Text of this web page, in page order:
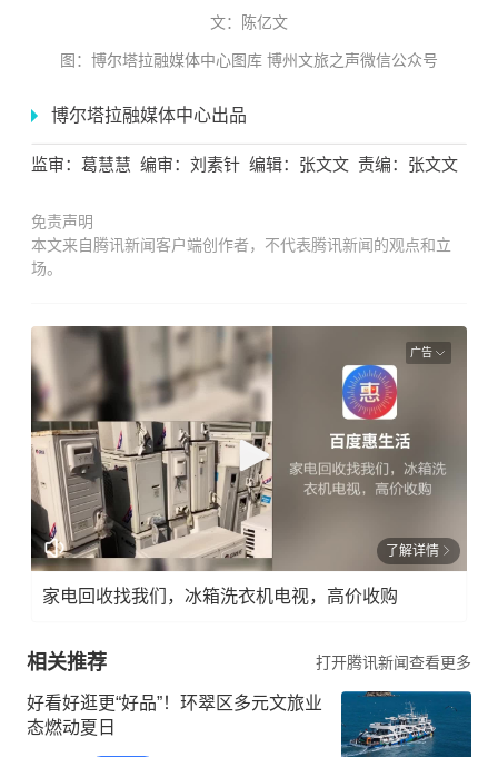
文： 陈亿文
图：博尔塔拉融媒体中心图库 博州文旅之声微信公众号
博尔塔拉融媒体中心出品
监审：葛慧慧 编审：刘素针 编辑：张文文 责编：张文文
免责声明
本文来自腾讯新闻客户端创作者，不代表腾讯新闻的观点和立
场。
广告
了解详情
家电回收找我们，冰箱洗衣机电视，高价收购
相关推荐 打开腾讯新闻查看更多
好看好逛更“好品”！环翠区多元文旅业
态燃动夏日